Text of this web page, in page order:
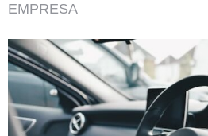
EMPRESA